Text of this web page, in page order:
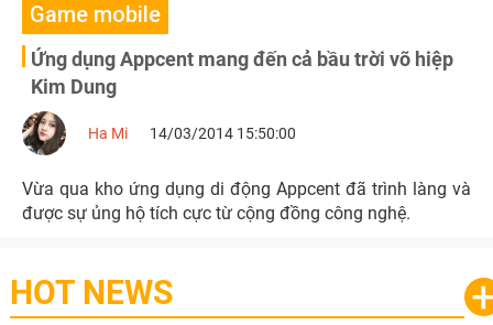
Game mobile
Ứng dụng Appcent mang đến cả bầu trời võ hiệp
Kim Dung
Ha Mi 14/03/2014 15:50:00
Vừa qua kho ứng dụng di động Appcent đã trình làng và
được sự ủng hộ tích cực từ cộng đồng công nghệ.
HOT NEWS